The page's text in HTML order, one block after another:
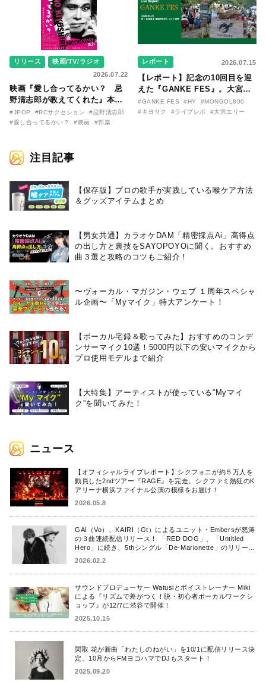
リリース
映画/TV/ラジオ
2026.07.22
映画『愛し合ってるかい？ 忌
野清志郎が教えてくれた』本予
告映像とキービジュアルがつい
に解禁！ キヨシロー関連商品も
#JPOP #RCサクセション
#忌野清志郎
#愛し合ってるかい？
#映画 #邦楽
レポート 2026.07.15
【レポート】記念の10回目を迎
えた『GANKE FES』。大宮エ
リー作『アイヌの神々の崖』を
前に、キヨサク
#GANKE FES #HY
#MONGOL800
#キヨサク
#ライブレポ #大宮エリー
注目記事
【保存版】プロの歌手が実践している喉ケア⽅法
＆グッズアイテムまとめ
【男女共通】カラオケDAM「精密採点Ai」高得点
の出し方と裏技をSAYOPOYOに聞く。おすすめ
曲３選と攻略のコツもご紹介！
〜ヴォーカル・マガジン・ウェブ １周年スペシャ
ル企画〜「Myマイク」特大アンケート！
【ボーカル宅録＆歌ってみた】おすすめのコンデ
ンサーマイク10選！5000円以下の安いマイクから
プロ使用モデルまで紹介
【大特集】アーティストが使っている“Myマイ
ク”を聞いてみた！
ニュース
【オフィシャルライブレポート】シクフォニが約５万人を
動員した2ndツアー『RAGE』を完走。シクファミ熱狂のK
アリーナ横浜ファイナル公演の模様をお届け！
2026.05.8
GAI（Vo）、KAIRI（Gt）によるユニット・Embersが怒涛
の３曲連続配信リリース！ 「RED DOG」、「Untitled
Hero」に続き、5thシングル「De-Marionette」のリリース
2026.02.2
サウンドプロデューサー Watusiとボイストレーナー Miki
による『リズムで差がつく！脱・初心者ボーカルワークシ
ョップ』が12/7に渋谷で開催！
2025.10.15
関取 花が新曲「わたしのねがい」を10/1に配信リリース決
定。10月からFMヨコハマでDJもスタート！
2025.09.20